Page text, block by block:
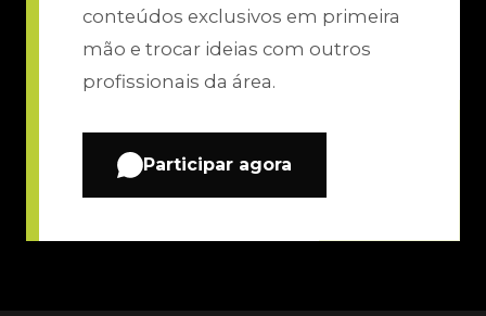
conteúdos exclusivos em primeira
mão e trocar ideias com outros
profissionais da área.
Participar agora